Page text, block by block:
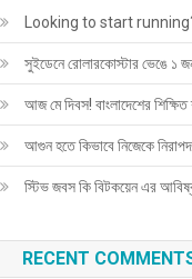
Looking to start
সুইডেনে রোলারকোস্টার ভেঙে
আজ মে দিবস! বাংলাদেশের
আগুন হতে কিভাবে নিজেকে
স্টিভ জবস কি বিটকয়েন এর
RECENT